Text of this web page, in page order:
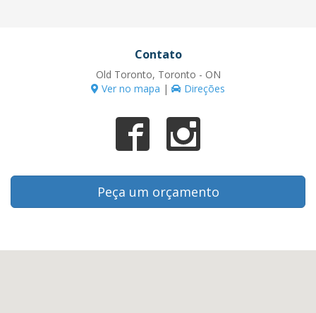
Contato
Old Toronto, Toronto - ON
Ver no mapa | Direções
Peça um orçamento